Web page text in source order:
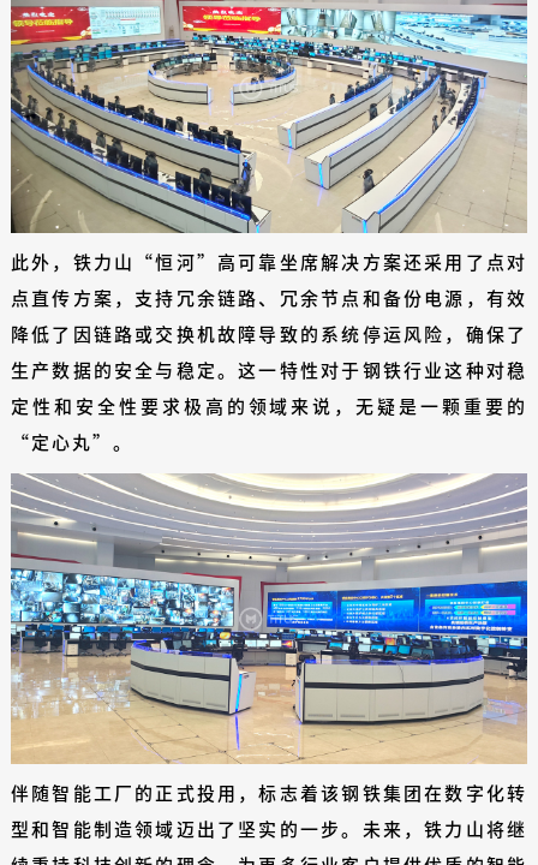
此外，铁力山“恒河”高可靠坐席解决方案还采用了点对
点直传方案，支持冗余链路、冗余节点和备份电源，有效
降低了因链路或交换机故障导致的系统停运风险，确保了
生产数据的安全与稳定。这一特性对于钢铁行业这种对稳
定性和安全性要求极高的领域来说，无疑是一颗重要的
“定心丸”。
伴随智能工厂的正式投用，标志着该钢铁集团在数字化转
型和智能制造领域迈出了坚实的一步。未来，铁力山将继